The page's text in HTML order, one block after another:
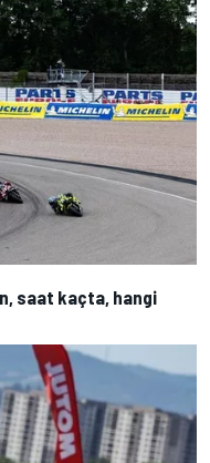
saat kaçta, hangi